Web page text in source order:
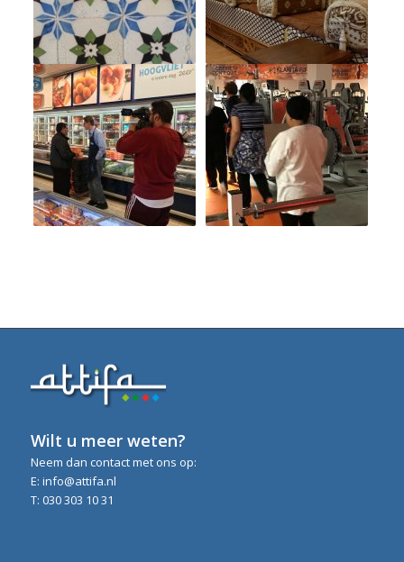
Wilt u meer weten?
Neem dan contact met ons op:
E: info@attifa.nl
T: 030 303 10 31